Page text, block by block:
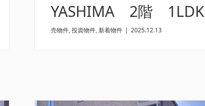
YASHIMA 2階 1LDK
売物件,投資物件,新着物件 | 2025.12.13